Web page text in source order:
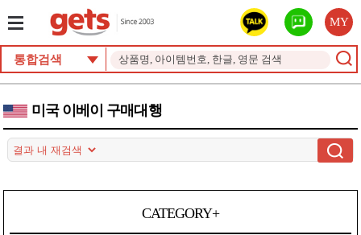
MY
통합검색
미국 이베이 구매대행
CATEGORY+